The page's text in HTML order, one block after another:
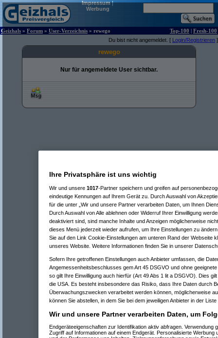
Impressum|
Werbung
Geizhals » Forum » User-Verzeichnis » rewego Top-100 | Fresh-100
Du bist nicht angemeldet. [ Login/Registrieren ]
rewego
Nur für angemeldete User sichtbar.
Ihre Privatsphäre ist uns wichtig
Wir und unsere 1017-Partner speichern und greifen auf
eindeutige Kennungen auf Ihrem Gerät zu. Durch Auswahl von
für die unter „Wir und unsere Partner verarbeiten Daten, um Ihnen
Durch Auswahl von Alle ablehnen oder Widerruf Ihrer Einwilligung
deaktiviert sind, sind manche Inhalte und Anzeigen möglicherweise
dieses Menü jederzeit wieder aufrufen, um Ihre Einstellungen zu
Sie auf den Link Cookie-Einstellungen am unteren Rand der Webseite
unseres Website. Weitere Informationen finden Sie in unserer
Sofern Ihre getroffenen Einstellungen auch Anbieter umfassen, die
Angemessenheitsbeschlusses gem Art 45 DSGVO und ohne
so gilt Ihre Einwilligung auch hierfür (Art 49 Abs 1 lit a DSGVO). Dies
die USA. Es besteht insbesondere das Risiko, dass Ihre Daten durch
Überwachungszwecken verarbeitet werden können, möglicherweise
können Sie abstellen, in dem Sie bei dem jeweiligen Anbieter in der
Wir und unsere Partner verarbeiten Daten, um
Endgeräteeigenschaften zur Identifikation aktiv abfragen. Verwendung
Zugriff auf Informationen auf einem Endgerät. Personalisierte Werbung